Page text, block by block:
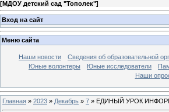
[МДОУ детский сад "Тополек"]
Вход на сайт
Меню сайта
Наши новости Сведения об образовательной
Юные волонтеры
Юные исследователи
Наши
Главная » 2023 » Декабрь » 7 » ЕДИНЫЙ УРОК